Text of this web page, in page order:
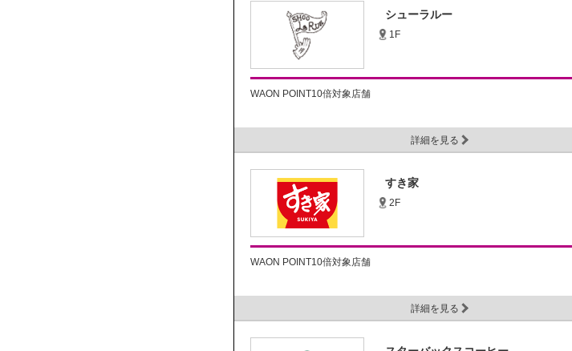
シューラルー
1F
WAON POINT10倍対象店舗
詳細を見る
すき家
2F
WAON POINT10倍対象店舗
詳細を見る